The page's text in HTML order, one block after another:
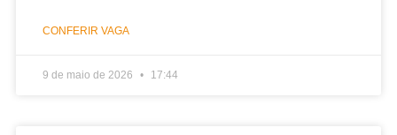
CONFERIR VAGA
9 de maio de 2026 17:44